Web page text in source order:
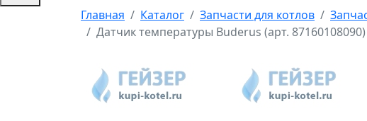
Главная Каталог Запчасти для котлов
Датчик температуры Buderus (арт. 87160108090)